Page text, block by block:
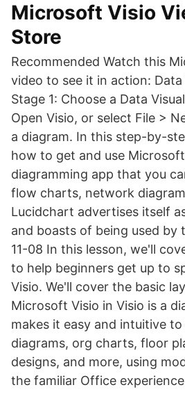
‎Microsoft Visio
Store
Recommended Watch this
video to see it in action: Data
Stage 1: Choose a Data
Open Visio, or select File >
a diagram. In this step-by-
how to get and use
diagramming app that you
flow charts, network
Lucidchart advertises itself
and boasts of being used
11-08 In this lesson, we'll
to help beginners get up to
Visio. We'll cover the basic
Microsoft Visio in Visio is a
makes it easy and intuitive
diagrams, org charts, floor
designs, and more, using
the familiar Office